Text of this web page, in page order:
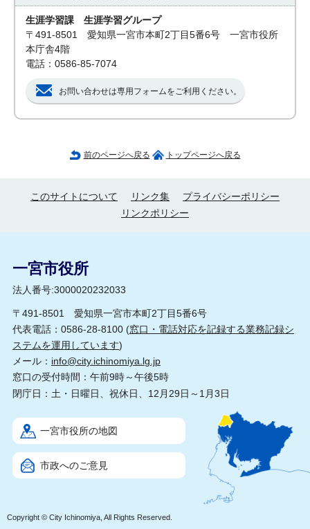
生涯学習課 生涯学習グループ
〒491-8501 愛知県一宮市本町2丁目5番6号 一宮市役所
本庁舎4階
電話：0586-85-7074
お問い合わせは専用フォームをご利用ください。
前のページへ戻る トップページへ戻る
このサイトについて リンク集
プライバシーポリシー
リンクポリシー
一宮市役所
法人番号:3000020232033
〒491-8501 愛知県一宮市本町2丁目5番6号
代表電話：0586-28-8100 (窓口・電話対応を記録する業務記録シ
ステムを運用しています)
メール： info@city.ichinomiya.lg.jp
窓口の受付時間：午前9時～午後5時
閉庁日：土・日曜日、祝休日、12月29日～1月3日
一宮市役所の地図
市政へのご意見
Copyright © City Ichinomiya, All Rights Reserved.